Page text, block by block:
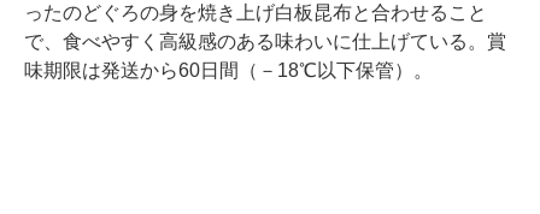
ったのどぐろの身を焼き上げ白板昆布と合わせること
で、食べやすく高級感のある味わいに仕上げている。賞
味期限は発送から60日間（－18℃以下保管）。